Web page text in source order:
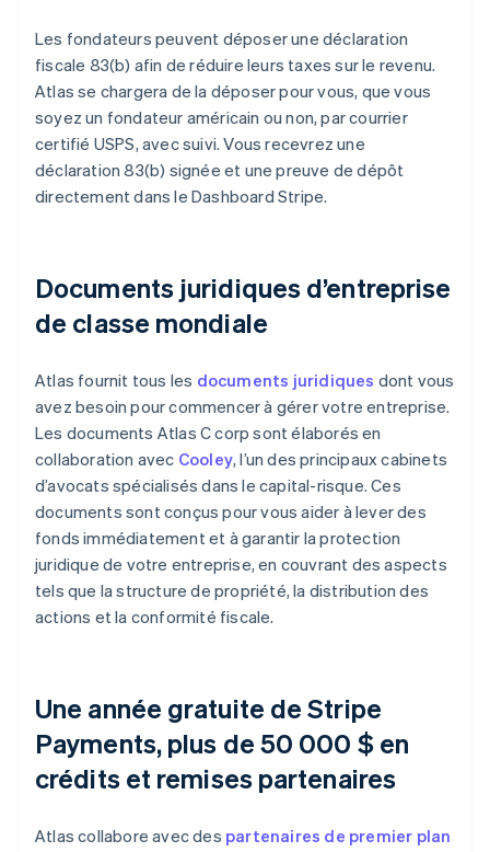
Les fondateurs peuvent déposer une déclaration
fiscale 83(b) afin de réduire leurs taxes sur le revenu.
Atlas se chargera de la déposer pour vous, que vous
soyez un fondateur américain ou non, par courrier
certifié USPS, avec suivi. Vous recevrez une
déclaration 83(b) signée et une preuve de dépôt
directement dans le Dashboard Stripe.
Documents juridiques d’entreprise
de classe mondiale
Atlas fournit tous les documents juridiques dont vous
avez besoin pour commencer à gérer votre entreprise.
Les documents Atlas C corp sont élaborés en
collaboration avec Cooley, l’un des principaux cabinets
d’avocats spécialisés dans le capital-risque. Ces
documents sont conçus pour vous aider à lever des
fonds immédiatement et à garantir la protection
juridique de votre entreprise, en couvrant des aspects
tels que la structure de propriété, la distribution des
actions et la conformité fiscale.
Une année gratuite de Stripe
Payments, plus de 50 000 $ en
crédits et remises partenaires
Atlas collabore avec des partenaires de premier plan